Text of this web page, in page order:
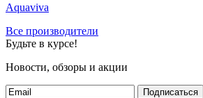
Aquaviva
Все производители
Будьте в курсе!
Новости, обзоры и акции
Подписаться